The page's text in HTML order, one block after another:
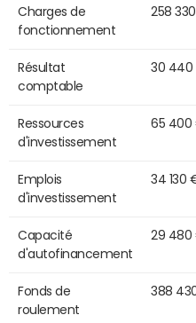
Charges de
fonctionnement
258
Résultat
comptable
30 440
Ressources
d'investissement
65 400
Emplois
d'investissement
34 130
Capacité
d'autofinancement
29 480
Fonds de
roulement
388